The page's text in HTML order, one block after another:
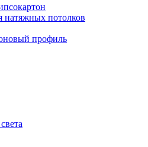
потолков
профиль